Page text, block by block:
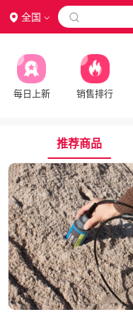
全国 
每日上新 销售排行
推荐商品